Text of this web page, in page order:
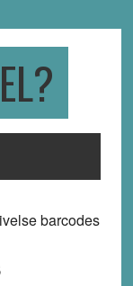
barcodes